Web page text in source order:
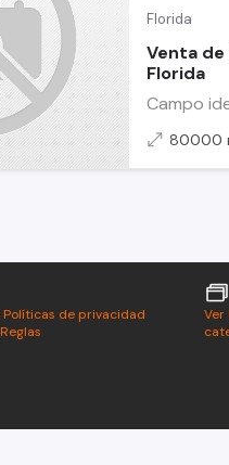
Florida
Venta de
Florida
Campo
80000
Políticas de privacidad
Reglas
Ver